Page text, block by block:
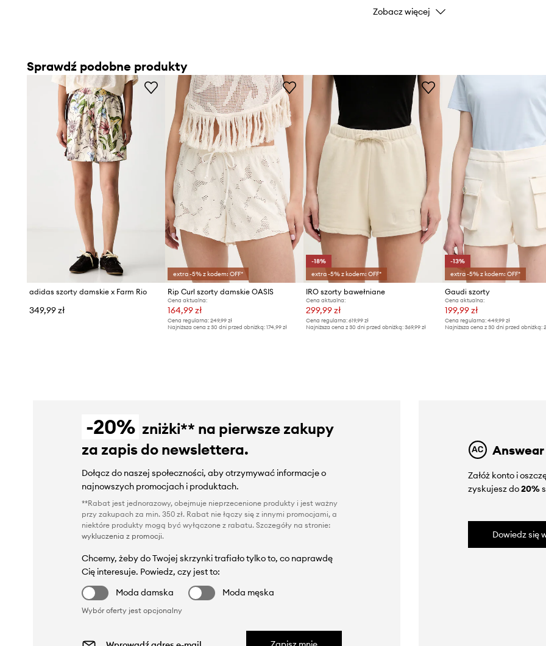
- Długość zewnętrzna nogawki: 40 cm.
- Wymiary podane dla rozmiaru: S.
Zobacz więcej
Sprawdź podobne produkty
adidas szorty damskie x Farm Rio
349,99 zł
extra -5% z kodem: OFF*
Rip Curl szorty damskie OASIS
Cena aktualna:
164,99 zł
Cena regularna:249,99 zł
Najniższa cena z 30 dni przed obniżką:174,99 zł
-18%
extra -5% z kodem: OFF*
IRO szorty bawełniane
Cena aktualna:
299,99 zł
Cena regularna: 619,99 zł
Najniższa cena z 30 dni przed obniżką: 369,99 zł
-13%
extra -5% z kodem: OFF*
Gaudi szorty
Cena aktualna:
199,99 zł
Cena regularna: 449,99 zł
Najniższa cena z 30 dni przed obniżką:
-20% zniżki** na pierwsze zakupy
za zapis do newslettera.
Dołącz do naszej społeczności, aby otrzymywać informacje o
najnowszych promocjach i produktach.
**Rabat jest jednorazowy, obejmuje nieprzecenione produkty i jest ważny
przy zakupach za min. 350 zł. Rabat nie łączy się z innymi promocjami, a
niektóre produkty mogą być wyłączone z rabatu. Szczegóły na stronie:
wykluczenia z promocji.
Chcemy, żeby do Twojej skrzynki trafiało tylko to, co naprawdę
Cię interesuje. Powiedz, czy jest to:
Moda damska
Moda męska
Wybór oferty jest opcjonalny
Załóż konto i
zyskujesz do20%
Dowiedz się